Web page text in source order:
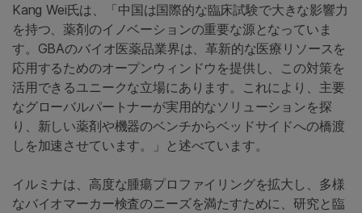
Kang Wei氏は、「中国は国際的な臨床試験で大きな影響力
を持つ、薬剤のイノベーションの重要な源となっていま
す。GBAのバイオ医薬品業界は、革新的な医療リソースを
応用するためのオープンウィンドウを提供し、この対策を
活用できるユニークな立場にあります。これにより、主要
なグローバルパートナーが実用的なソリューションを探
り、新しい薬剤や機器のベンチからベッドサイドへの橋渡
しを加速させています。」と述べています。
イルミナは、高度な腫瘍プロファイリングを拡大し、多様
なバイオマーカー検査のニーズを満たすために、研究と臨